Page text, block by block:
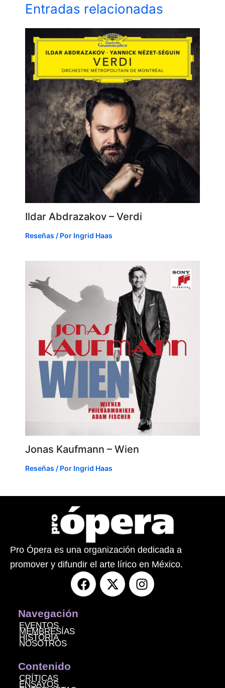
Entradas relacionadas
Ildar Abdrazakov – Verdi
Reseñas / Por Ingrid Haas
Jonas Kaufmann – Wien
Reseñas / Por Ingrid Haas
Pro Ópera es una organización dedicada a
promover y difundir el arte lírico en México.
F
a
X
-
I
n
Navegación
EVENTOS
MEMBRESÍAS
HISTORIA
NOSOTROS
Contenido
CRÍTICAS
ENSAYOS